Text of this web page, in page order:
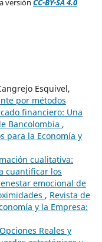
versión CC-BY-SA 4.0
Esquivel,
por métodos
financiero: Una
Bancolombia ,
para la Economía y
cualitativa:
cuantificar los
emocional de
, Revista de
y la Empresa:
Reales y